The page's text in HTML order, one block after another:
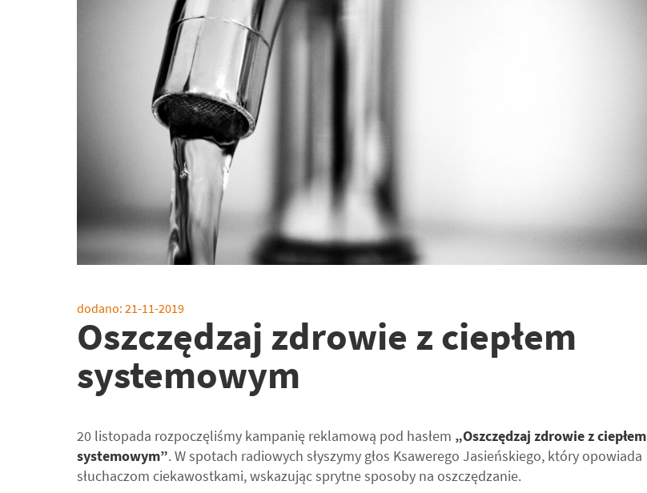
dodano: 21-11-2019
Oszczędzaj zdrowie z ciepłem
systemowym
20 listopada rozpoczęliśmy kampanię reklamową pod hasłem „Oszczędzaj zdrowie z ciepłem
systemowym”. W spotach radiowych słyszymy głos Ksawerego Jasieńskiego, który opowiada
słuchaczom ciekawostkami, wskazując sprytne sposoby na oszczędzanie.